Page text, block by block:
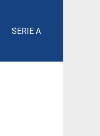
SERIE A